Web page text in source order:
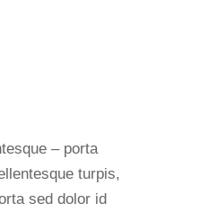
– porta
turpis,
sed dolor id